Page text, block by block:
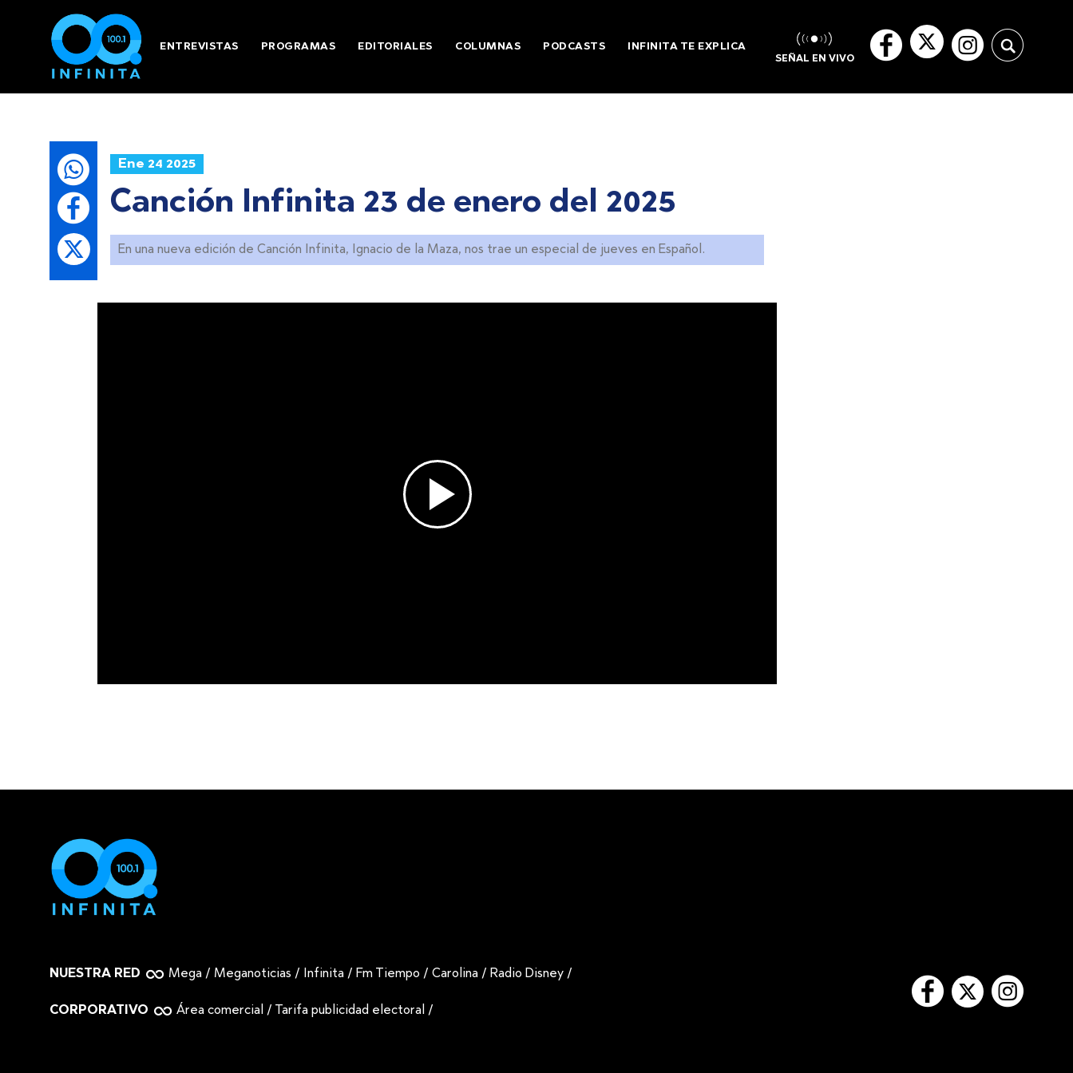
ENTREVISTAS PROGRAMAS EDITORIALES COLUMNAS PODCASTS INFINITA TE EXPLICA
SEÑAL EN VIVO
Ene 24 2025
Canción Infinita 23 de enero del 2025
En una nueva edición de Canción Infinita, Ignacio de la Maza, nos trae un especial de jueves en Español.
NUESTRA RED Mega / Meganoticias / Infinita / Fm Tiempo /Carolina / Radio Disney /
CORPORATIVO Área comercial / Tarifa publicidad electoral /